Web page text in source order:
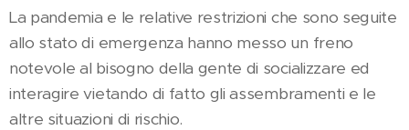
La pandemia e le relative restrizioni che sono seguite
allo stato di emergenza hanno messo un freno
notevole al bisogno della gente di socializzare ed
interagire vietando di fatto gli assembramenti e le
altre situazioni di rischio.